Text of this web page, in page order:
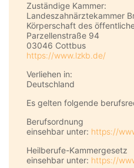
Zuständige Kammer:
Landeszahnärztekammer
Körperschaft des
Parzellenstraße 94
03046 Cottbus
https://www.lzkb.de/
Verliehen in:
Deutschland
Es gelten folgende
Berufsordnung
einsehbar unter: https://
Heilberufe-Kammergesetz
einsehbar unter: https://